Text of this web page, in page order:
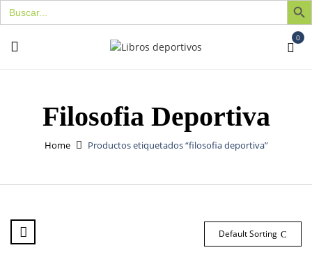
Buscar:
0
Filosofia Deportiva
Home Productos etiquetados “filosofia deportiva”
Default Sorting